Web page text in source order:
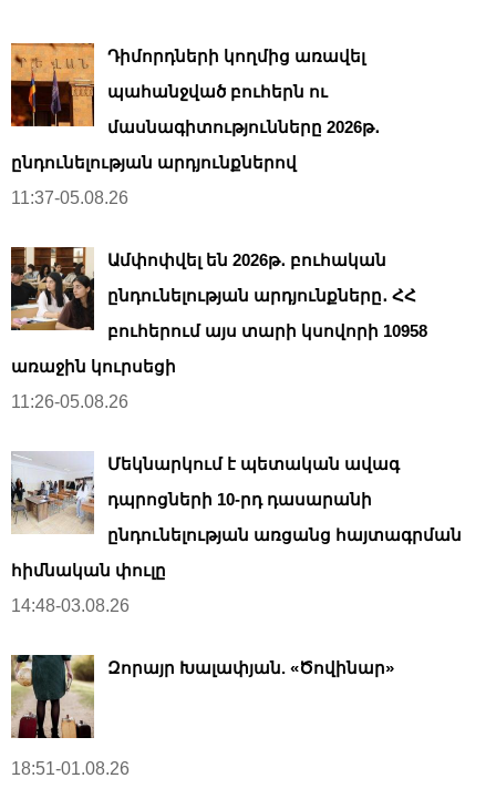
Դիմորդների կողմից առավել
պահանջված բուհերն ու
մասնագիտությունները 2026թ․
ընդունելության արդյունքներով
11:37-05.08.26
Ամփոփվել են 2026թ․ բուհական
ընդունելության արդյունքները․ ՀՀ
բուհերում այս տարի կսովորի 10958
առաջին կուրսեցի
11:26-05.08.26
Մեկնարկում է պետական ավագ
դպրոցների 10-րդ դասարանի
ընդունելության առցանց հայտագրման
հիմնական փուլը
14:48-03.08.26
Զորայր Խալափյան. «Ծովինար»
18:51-01.08.26